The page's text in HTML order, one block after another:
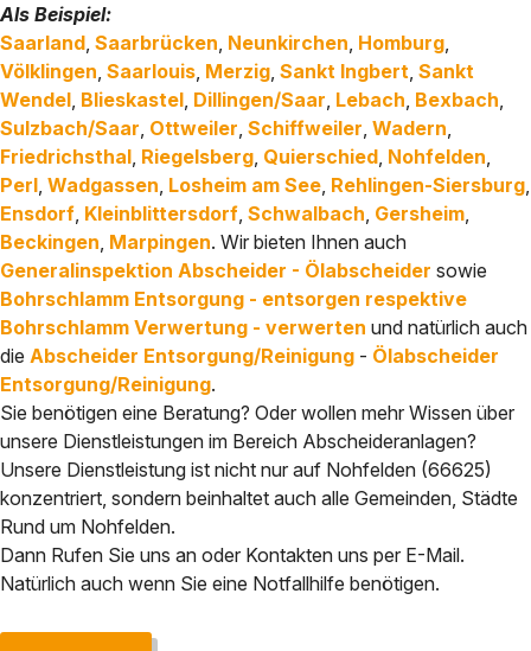
Als Beispiel:
Saarland, Saarbrücken, Neunkirchen, Homburg,
Völklingen, Saarlouis, Merzig, Sankt Ingbert, Sankt
Wendel, Blieskastel, Dillingen/Saar, Lebach, Bexbach,
Sulzbach/Saar, Ottweiler, Schiffweiler, Wadern,
Friedrichsthal, Riegelsberg, Quierschied, Nohfelden,
Perl, Wadgassen, Losheim am See, Rehlingen-Siersburg,
Ensdorf, Kleinblittersdorf, Schwalbach, Gersheim,
Beckingen, Marpingen. Wir bieten Ihnen auch
Generalinspektion Abscheider - Ölabscheider sowie
Bohrschlamm Entsorgung - entsorgen respektive
Bohrschlamm Verwertung - verwerten und natürlich auch
die Abscheider Entsorgung/Reinigung - Ölabscheider
Entsorgung/Reinigung.
Sie benötigen eine Beratung? Oder wollen mehr Wissen über
unsere Dienstleistungen im Bereich Abscheideranlagen?
Unsere Dienstleistung ist nicht nur auf Nohfelden (66625)
konzentriert, sondern beinhaltet auch alle Gemeinden, Städte
Rund um Nohfelden.
Dann Rufen Sie uns an oder Kontakten uns per E-Mail.
Natürlich auch wenn Sie eine Notfallhilfe benötigen.